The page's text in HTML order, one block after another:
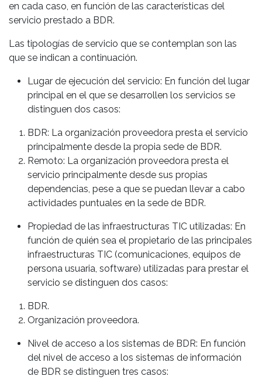
en cada caso, en función de las características del
servicio prestado a BDR.
Las tipologías de servicio que se contemplan son las
que se indican a continuación.
Lugar de ejecución del servicio: En función del lugar
principal en el que se desarrollen los servicios se
distinguen dos casos:
BDR: La organización proveedora presta el servicio
principalmente desde la propia sede de BDR.
Remoto: La organización proveedora presta el
servicio principalmente desde sus propias
dependencias, pese a que se puedan llevar a cabo
actividades puntuales en la sede de BDR.
Propiedad de las infraestructuras TIC utilizadas: En
función de quién sea el propietario de las principales
infraestructuras TIC (comunicaciones, equipos de
persona usuaria, software) utilizadas para prestar el
servicio se distinguen dos casos:
BDR.
Organización proveedora.
Nivel de acceso a los sistemas de BDR: En función
del nivel de acceso a los sistemas de información
de BDR se distinguen tres casos: